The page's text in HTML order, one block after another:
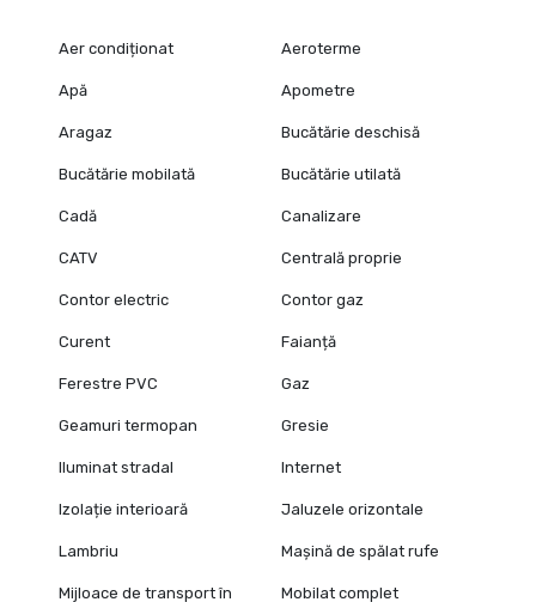
Aer condiționat Aeroterme
Apă Apometre
Aragaz Bucătărie deschisă
Bucătărie mobilată Bucătărie utilată
Cadă Canalizare
CATV Centrală proprie
Contor electric Contor gaz
Curent Faianță
Ferestre PVC Gaz
Geamuri termopan Gresie
Iluminat stradal Internet
Izolație interioară Jaluzele orizontale
Lambriu Mașină de spălat rufe
Mijloace de transport în
Mobilat complet